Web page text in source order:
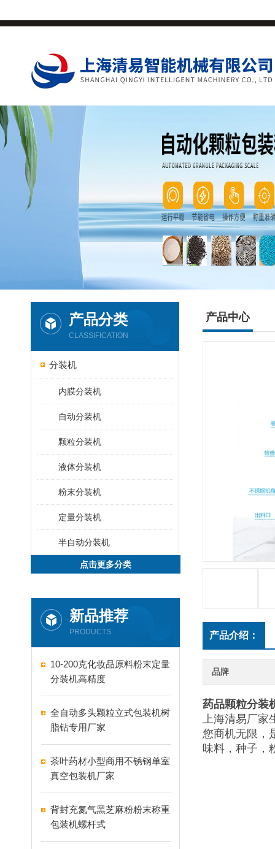
产品分类
CLASSIFICATION
分装机
内膜分装机
自动分装机
颗粒分装机
液体分装机
粉末分装机
定量分装机
半自动分装机
点击更多分类
新品推荐
PRODUCTS
10-200克化妆品原料粉末定量
分装机高精度
全自动多头颗粒立式包装机树
脂钻专用厂家
茶叶药材小型商用不锈钢单室
真空包装机厂家
背封充氮气黑芝麻粉粉末称重
包装机螺杆式
产品中心
产品介绍：
品牌
药品颗粒分装
上海清易厂家
您商机无限，
味料，种子，